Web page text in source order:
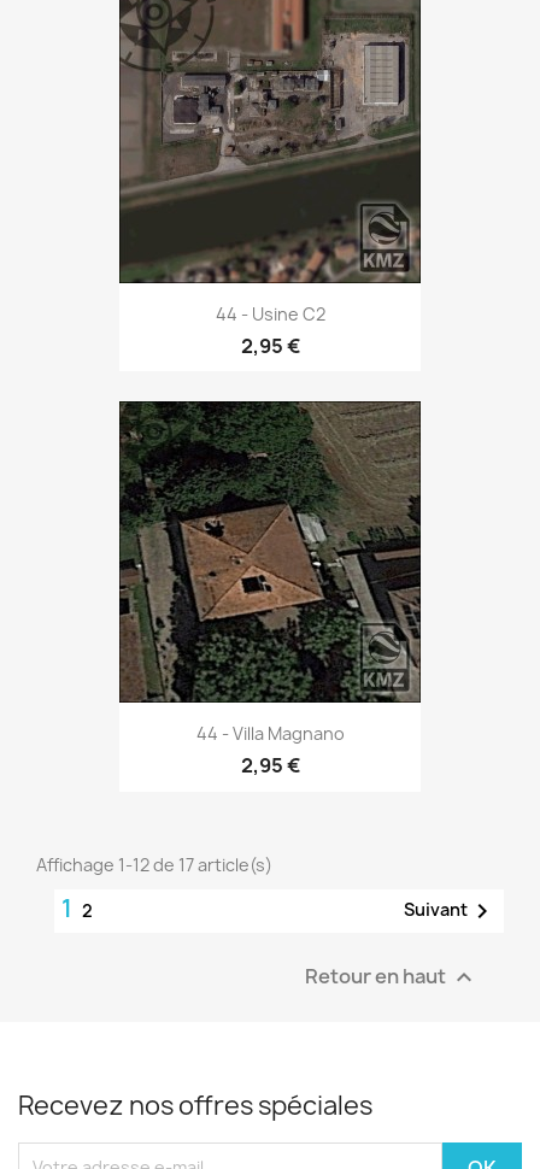
44 - Usine C2
2,95 €
44 - Villa Magnano
2,95 €
Affichage 1-12 de 17 article(s)
1 2 Suivant 
Retour en haut 
Recevez nos offres spéciales